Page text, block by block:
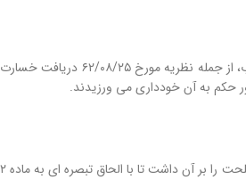
دریافت خسارت تأخیر تأدیه وجه نقد در قوانین ما سرگذشتی پر پیچ و خم دارد. بر اساس نظرات فقهای شورای نگهبان در اوایل انقلاب، از جمله نظریه مورخ ۶٢/٠٨/٢۵ دریافت خسارت
اما، روند رو به رشد کاهش ارزش پول از یکسو و سوءاستفاده برخی بدهکاران از وضعیت پیش آمده از سوی دیگر، مجمع تشخیص مصلحت را بر آن داشت تا با الحاق تبصره ای به ماده ٢